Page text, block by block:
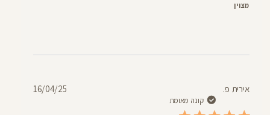
מצוין
אירית פ.
קונה מאומת
16/04/25